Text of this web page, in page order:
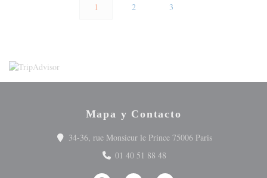
1 2 3
Mapa y Contacto
34-36, rue Monsieur le Prince 75006 Paris((abre en una
01 40 51 88 48